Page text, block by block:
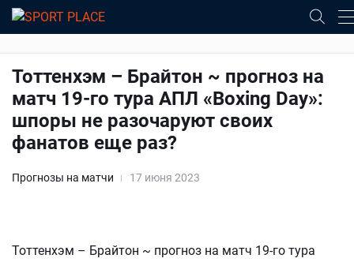
Тоттенхэм – Брайтон ~ прогноз на
матч 19-го тура АПЛ «Boxing Day»:
шпоры не разочаруют своих
фанатов еще раз?
Прогнозы на матчи 17 июня 2023
Тоттенхэм – Брайтон ~ прогноз на матч 19-го тура